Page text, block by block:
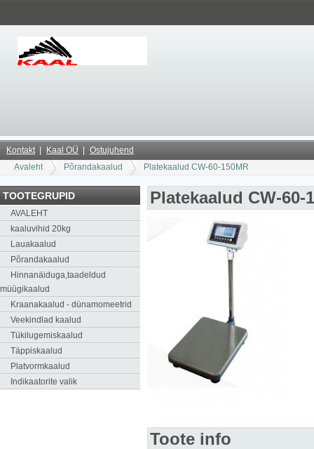
Kontakt Kaal OÜ
Ostujuhend
Avaleht
Põrandakaalud Platekaalud CW-60-150MR
TOOTEGRUPID
AVALEHT
kaaluvihid 20kg
Lauakaalud
Põrandakaalud
Hinnanäiduga,taadeldud
müügikaalud
Kraanakaalud - dünamomeetrid
Veekindlad kaalud
Tükilugemiskaalud
Täppiskaalud
Platvormkaalud
Indikaatorite valik
Platekaalud CW-60-
Toote info